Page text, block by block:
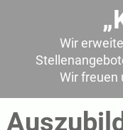
Wir
Wir freuen